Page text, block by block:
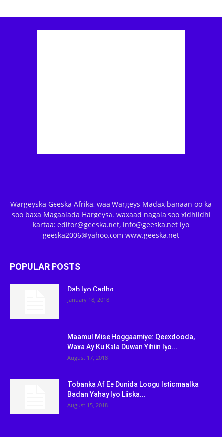
Wargeyska Geeska Afrika, waa Wargeys Madax-banaan oo ka
soo baxa Magaalada Hargeysa. waxaad nagala soo xidhiidhi
kartaa: editor@geeska.net, info@geeska.net iyo
geeska2006@yahoo.com www.geeska.net
POPULAR POSTS
Dab Iyo Cadho
January 18, 2018
Maamul Mise Hoggaamiye: Qeexdooda,
Waxa Ay Ku Kala Duwan Yihiin Iyo...
August 17, 2018
Tobanka Af Ee Dunida Loogu Isticmaalka
Badan Yahay Iyo Liiska...
August 15, 2018